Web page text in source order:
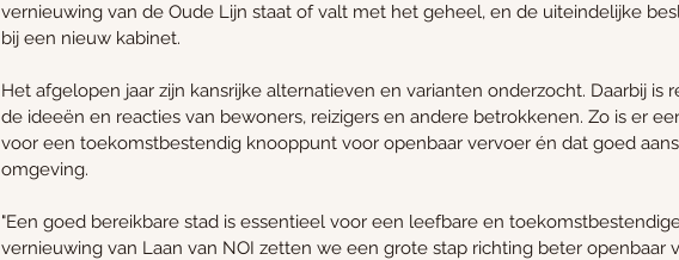
vernieuwing van de Oude Lijn staat of valt met het geheel, en de uiteindelijke
bij een nieuw kabinet.
Het afgelopen jaar zijn kansrijke alternatieven en varianten onderzocht. Daarbij is
de ideeën en reacties van bewoners, reizigers en andere betrokkenen. Zo is er
voor een toekomstbestendig knooppunt voor openbaar vervoer én dat goed
omgeving.
"Een goed bereikbare stad is essentieel voor een leefbare en
vernieuwing van Laan van NOI zetten we een grote stap richting beter openbaar